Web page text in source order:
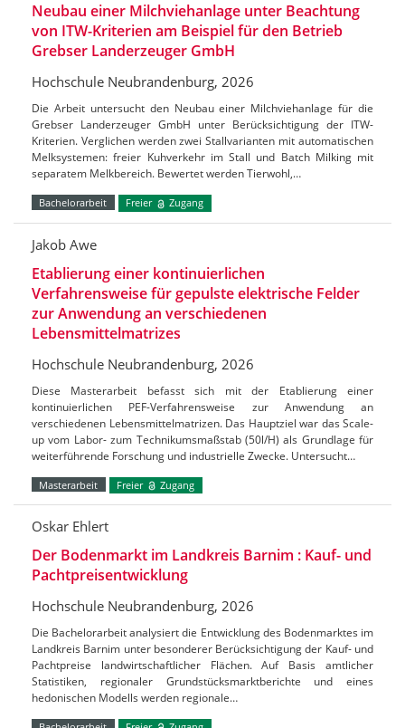
Neubau einer Milchviehanlage unter Beachtung
von ITW-Kriterien am Beispiel für den Betrieb
Grebser Landerzeuger GmbH
Hochschule Neubrandenburg, 2026
Die Arbeit untersucht den Neubau einer Milchviehanlage für die
Grebser Landerzeuger GmbH unter Berücksichtigung der ITW-
Kriterien. Verglichen werden zwei Stallvarianten mit automatischen
Melksystemen: freier Kuhverkehr im Stall und Batch Milking mit
separatem Melkbereich. Bewertet werden Tierwohl,…
Bachelorarbeit Freier Zugang
Jakob Awe
Etablierung einer kontinuierlichen
Verfahrensweise für gepulste elektrische Felder
zur Anwendung an verschiedenen
Lebensmittelmatrizes
Hochschule Neubrandenburg, 2026
Diese Masterarbeit befasst sich mit der Etablierung einer
kontinuierlichen PEF-Verfahrensweise zur Anwendung an
verschiedenen Lebensmittelmatrizen. Das Hauptziel war das Scale-
up vom Labor- zum Technikumsmaßstab (50l/H) als Grundlage für
weiterführende Forschung und industrielle Zwecke. Untersucht…
Masterarbeit Freier Zugang
Oskar Ehlert
Der Bodenmarkt im Landkreis Barnim : Kauf- und
Pachtpreisentwicklung
Hochschule Neubrandenburg, 2026
Die Bachelorarbeit analysiert die Entwicklung des Bodenmarktes im
Landkreis Barnim unter besonderer Berücksichtigung der Kauf- und
Pachtpreise landwirtschaftlicher Flächen. Auf Basis amtlicher
Statistiken, regionaler Grundstücksmarktberichte und eines
hedonischen Modells werden regionale…